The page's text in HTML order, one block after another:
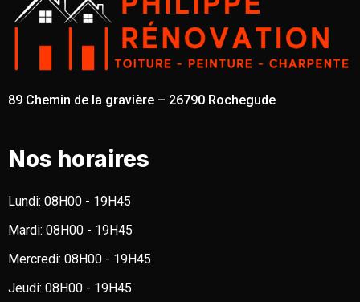
89 Chemin de la gravière – 26790 Rochegude
Nos horaires
Lundi: 08H00 - 19H45
Mardi: 08H00 - 19H45
Mercredi: 08H00 - 19H45
Jeudi: 08H00 - 19H45